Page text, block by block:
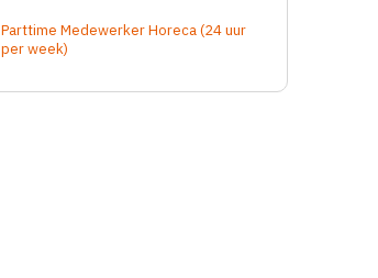
Parttime Medewerker Horeca (24 uur
per week)